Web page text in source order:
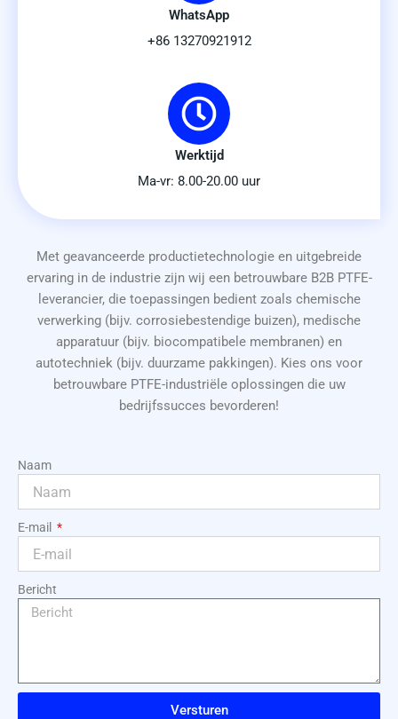
WhatsApp
+86 13270921912
Werktijd
Ma-vr: 8.00-20.00 uur
Met geavanceerde productietechnologie en uitgebreide
ervaring in de industrie zijn wij een betrouwbare B2B PTFE-
leverancier, die toepassingen bedient zoals chemische
verwerking (bijv. corrosiebestendige buizen), medische
apparatuur (bijv. biocompatibele membranen) en
autotechniek (bijv. duurzame pakkingen). Kies ons voor
betrouwbare PTFE-industriële oplossingen die uw
bedrijfssucces bevorderen!
Naam
E-mail
Bericht
Versturen